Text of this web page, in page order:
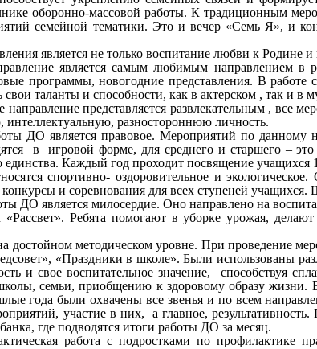
оборонно-массовой работы. К традиционным
семейной тематики. Это и вечер «Семь Я», и
является не только воспитание любви к
является самым любимым направлением
программы, новогодние представления. В
таланты и способности, как в актерском , так и в
направление представляется развлекательным , все
разностороннюю личность.
ДО является правовое. Мероприятий по данному
в игровой форме, для среднего и старшего –
Каждый год проходит посвящение учащихся
спортивно- оздоровительное и
и соревнования для всех ступеней учащихся.
ДО является милосердие. Оно направлено на
«Рассвет». Ребята помогают в уборке урожая,
достойном методическом уровне. При проведение
«Праздники в школе». Были
и свое воспитательное значение, способствуя
семьи, приобщению к здоровому образу
года были охвачены все звенья и по всем
участие в них, а главное,
где подводятся итоги работы ДО за месяц.
работа с подростками по профилактике